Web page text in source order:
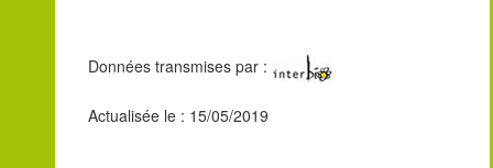
Données transmises par :
Actualisée le : 15/05/2019